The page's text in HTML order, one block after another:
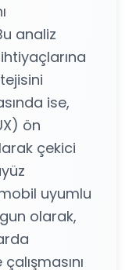
analiz
ise,
ön
çekici
uyumlu
olarak,